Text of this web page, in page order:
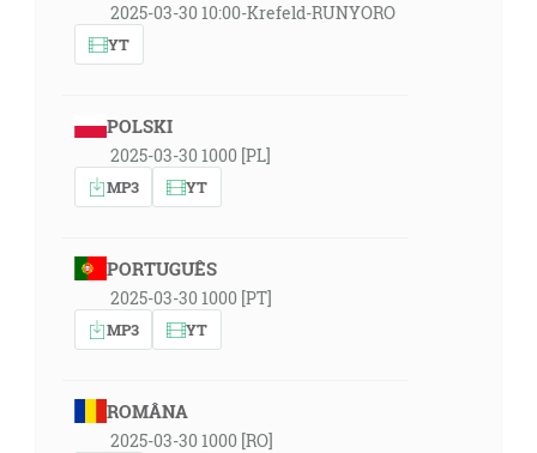
2025-03-30 10:00-Krefeld-RUNYORO
YT
POLSKI
2025-03-30 1000 [PL]
MP3 YT
PORTUGUÊS
2025-03-30 1000 [PT]
MP3 YT
ROMÂNA
2025-03-30 1000 [RO]